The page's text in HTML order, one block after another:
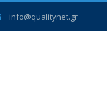
info@qualitynet.gr